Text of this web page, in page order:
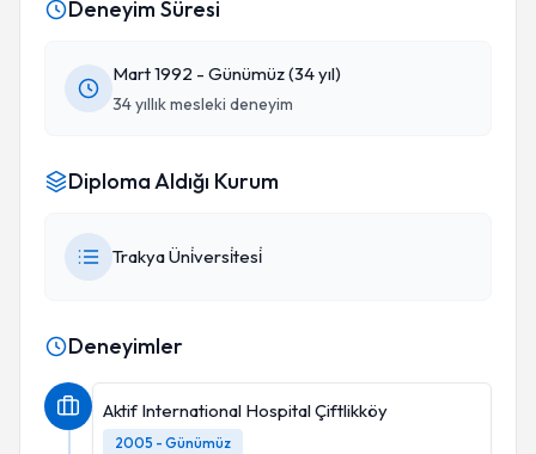
dilerim.
Deneyim Süresi
Mart 1992 - Günümüz (34 yıl)
34 yıllık mesleki deneyim
Diploma Aldığı Kurum
Trakya Üni̇versi̇tesi̇
Deneyimler
Aktif International Hospital Çiftlikköy
2005 - Günümüz